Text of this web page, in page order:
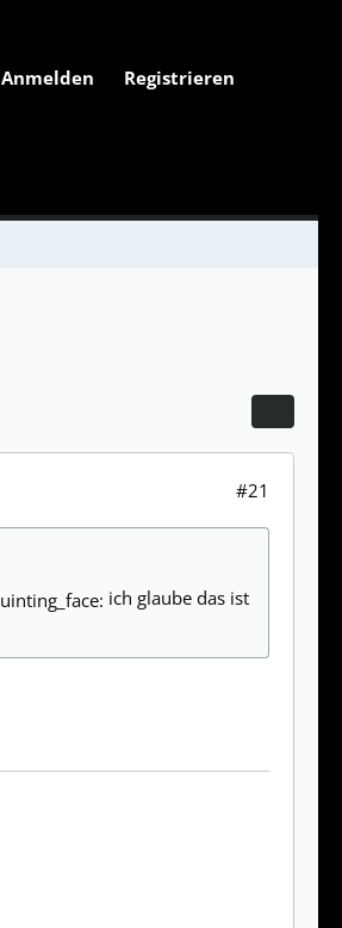
Anmelden Registrieren
#21
ich glaube das ist